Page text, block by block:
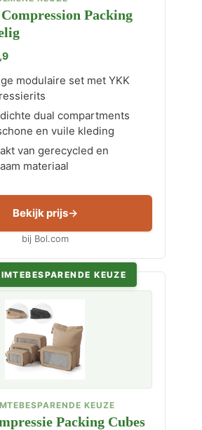
Packing
modulaire set met YKK
dual compartments
en vuile kleding
van gerecycled en
materiaal
Bekijk prijs
bij Bol.com
KEUZE
KEUZE
Packing Cubes